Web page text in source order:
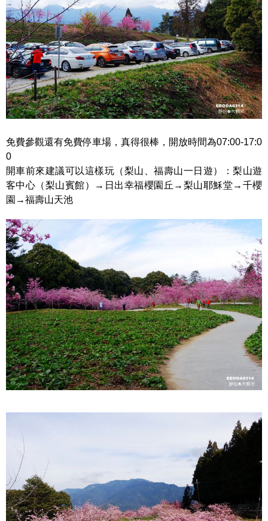
免費參觀還有免費停車場，真得很棒，開放時間為07:00-17:0
0
開車前來建議可以這樣玩（梨山、福壽山一日遊）：梨山遊
客中心（梨山賓館）→日出幸福櫻園丘→梨山耶穌堂→千櫻
園→福壽山天池